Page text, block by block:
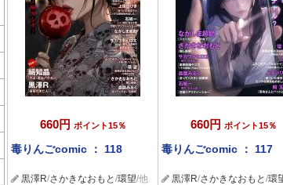
660円 ポイント15％
毒りんごcomic ： 118
黒澤R/さかきなおもと /環望/他
660円 ポイント15％
毒りんごcomic ： 117
黒澤R/さかきなおもと /環